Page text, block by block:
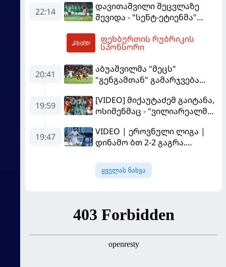
22:14
დავითაშვილი შეცვლაზე
შევიდა - "სენტ-ეტიენმა"
ფეხბურთის რუბრიკის
სპონსორი
20:41
აბუაშვილმა "მეცს"
"გენგამთან" გამარჯვება
19:59
[VIDEO] მიქაუტაძემ გაიტანა,
ოსიმენმაც - "ვილიარეალმა"
"გალათასარაის" მოუგო
19:47
VIDEO | ეროვნული ლიგა |
დინამო ბთ 2-2 გაგრა.
ყველას ნახვა